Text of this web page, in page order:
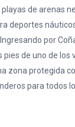
de arenas
deportes
Ingresando por
de uno de los
zona protegida
para todos